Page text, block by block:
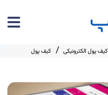
کیف پول الکترونیکی کیف پول